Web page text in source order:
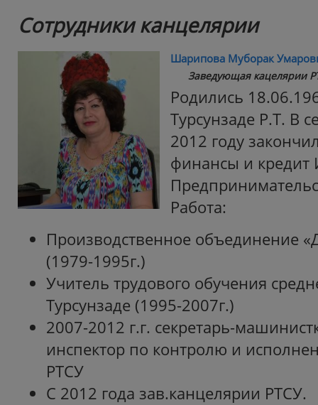
Сотрудники канцелярии
Шарипова Муборак
Заведующая кацелярии
Родились
Турсунзаде Р.Т. В
2012 году
финансы и кредит
Работа:
Производственное объединение
(1979-1995г.)
Учитель трудового обучения
Турсунзаде (1995-2007г.)
2007-2012 г.г. секретарь-
инспектор по контролю и
РТСУ
С 2012 года зав.канцелярии РТСУ.